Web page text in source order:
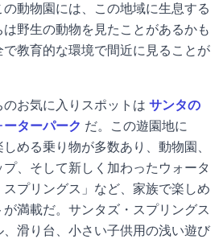
動物園には、この地域に生息する
野生の動物を見たことがあるかも
で教育的な環境で間近に見ることが
お気に入りスポットは サンタの
ターパーク だ。この遊園地に
める乗り物が多数あり、動物園、
、そして新しく加わったウォータ
プリングス」など、家族で楽しめ
満載だ。サンタズ・スプリングス
滑り台、小さい子供用の浅い遊び